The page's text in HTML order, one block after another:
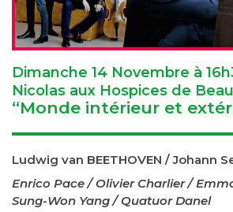
Dimanche 14 Novembre à
Nicolas aux Hospices de
“Monde intérieur et
Ludwig van BEETHOVEN / Johann
Enrico Pace/Olivier Charlier /
Sung-Won Yang / Quatuor Danel